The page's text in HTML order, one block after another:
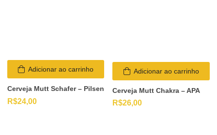
Adicionar ao carrinho
Cerveja Mutt Schafer – Pilsen
R$24,00
Adicionar ao carrinho
Cerveja Mutt Chakra – APA
R$26,00